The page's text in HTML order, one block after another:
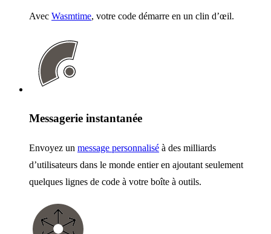
Avec Wasmtime, votre code démarre en un clin d’œil.
Messagerie instantanée
Envoyez un message personnalisé à des milliards
d’utilisateurs dans le monde entier en ajoutant seulement
quelques lignes de code à votre boîte à outils.